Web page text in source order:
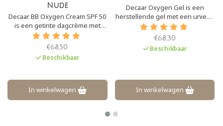
Nude
Decaar BB Oxygen Cream SPF 50
is een getinte dagcrème met
SPF50. Het zorgt voor een
prachtige ‘glow’ aan de huid. De
crème camoufleert
pigmentvlekken en
lichte, maar natuurlijke dekking.
€68,50
Beschikbaar
In winkelwagen
Decaar Oxygen Gel is een
herstellende gel met een unieke
werking. Door de toevoeging
van maar liefst 15%
perfluorcarbon vergroot het de
werking van alle producten die
€68,30
Beschikbaar
In winkelwagen